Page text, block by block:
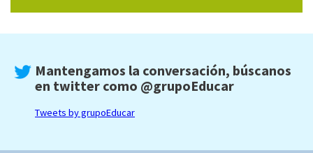
Mantengamos la conversación, búscanos
en twitter como @grupoEducar
Tweets by grupoEducar